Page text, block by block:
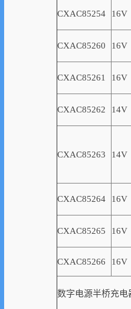
CXAC85254 16V
CXAC85260 16V
CXAC85261 16V
CXAC85262 14V
CXAC85263 14V
CXAC85264 16V
CXAC85265 16V
CXAC85266 16V
数字电源半桥充电